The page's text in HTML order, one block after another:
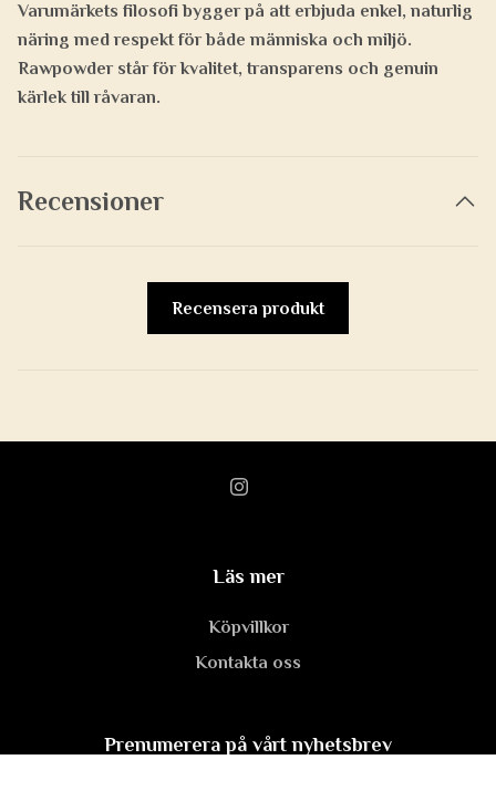
Varumärkets filosofi bygger på att erbjuda enkel, naturlig
näring med respekt för både människa och miljö.
Rawpowder står förkvalitet, transparens och genuin
kärlek till råvaran.
Recensioner
Recensera produkt
Läs mer
Köpvillkor
Kontakta oss
Prenumerera på vårt nyhetsbrev